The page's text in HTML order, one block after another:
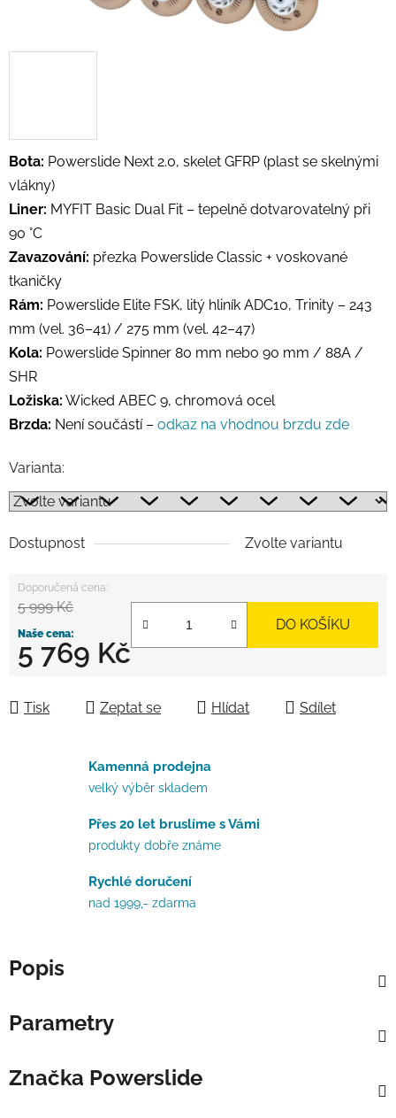
Bota: Powerslide Next 2.0, skelet GFRP (plast se skelnými
vlákny)
Liner: MYFIT Basic Dual Fit – tepelně dotvarovatelný při
90 °C
Zavazování: přezka Powerslide Classic + voskované
tkaničky
Rám: Powerslide Elite FSK, litý hliník ADC10, Trinity – 243
mm (vel. 36–41) / 275 mm (vel. 42–47)
Kola: Powerslide Spinner 80 mm nebo 90 mm / 88A /
SHR
Ložiska: Wicked ABEC 9, chromová ocel
Brzda: Není součástí – odkaz na vhodnou brzdu zde
Varianta:
Dostupnost Zvolte variantu
5 999 Kč
5 769 Kč
DO KOŠÍKU
Tisk Zeptat se Hlídat Sdílet
Kamenná prodejna
velký výběr skladem
Přes 20 let bruslíme s Vámi
produkty dobře známe
Rychlé doručení
nad 1999,- zdarma
Popis
Parametry
Značka Powerslide